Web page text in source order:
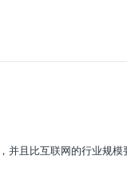
并且比互联网的行业规模